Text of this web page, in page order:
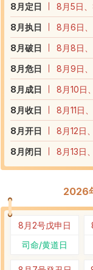
8 月定日
8月5日
8 月执日
8月6日
8 月破日
8月8日
8 月危日
8月9日
8 月成日
8月10日
8 月收日
8月11日
8 月开日
8月12日
8 月闭日 8月13日
2026
8月2号戊申日
司命/黄道日